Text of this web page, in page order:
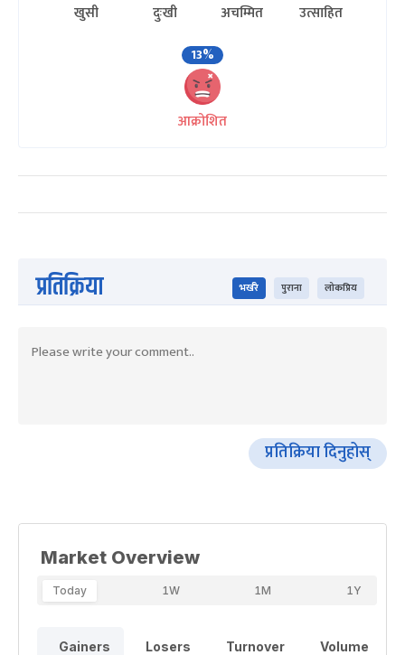
खुसी दुःखी अचम्मित
उत्साहित
13%
आक्रोशित
प्रतिक्रिया भर्खरै पुराना लोकप्रिय
प्रतिक्रिया दिनुहोस्